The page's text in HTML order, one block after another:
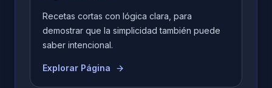
Recetas cortas con lógica clara, para
demostrar que la simplicidad también puede
saber intencional.
Explorar Página